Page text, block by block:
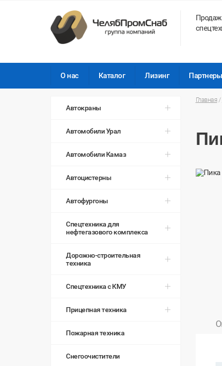
О нас Каталог Лизинг Партнеры
Автокраны
Автомобили Урал
Автомобили Камаз
Автоцистерны
Автофургоны
Спецтехника для
нефтегазового комплекса
Дорожно-строительная
техника
Спецтехника с КМУ
Прицепная техника
Пожарная техника
Снегоочистители
Главная /